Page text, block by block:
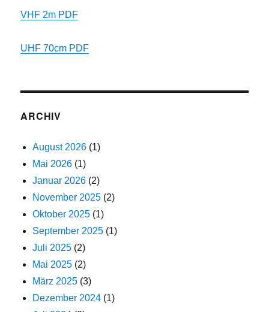
VHF 2m PDF
UHF 70cm PDF
ARCHIV
August 2026 (1)
Mai 2026 (1)
Januar 2026 (2)
November 2025 (2)
Oktober 2025 (1)
September 2025 (1)
Juli 2025 (2)
Mai 2025 (2)
März 2025 (3)
Dezember 2024 (1)